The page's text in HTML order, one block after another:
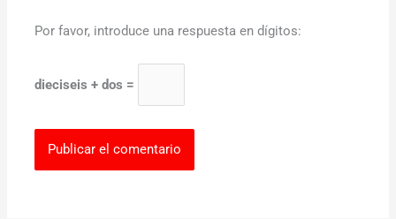
Por favor, introduce una respuesta en dígitos:
dieciseis + dos =